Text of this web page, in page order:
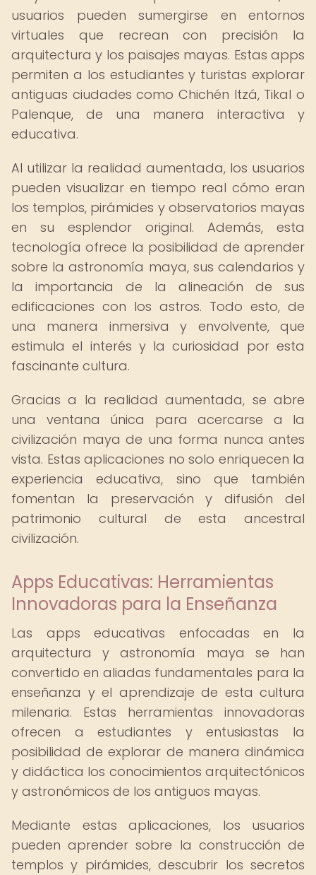
usuarios pueden sumergirse en entornos
virtuales que recrean con precisión la
arquitectura y los paisajes mayas. Estas apps
permiten a los estudiantes y turistas explorar
antiguas ciudades como Chichén Itzá, Tikal o
Palenque, de una manera interactiva y
educativa.
Al utilizar la realidad aumentada, los usuarios
pueden visualizar en tiempo real cómo eran
los templos, pirámides y observatorios mayas
en su esplendor original. Además, esta
tecnología ofrece la posibilidad de aprender
sobre la astronomía maya, sus calendarios y
la importancia de la alineación de sus
edificaciones con los astros. Todo esto, de
una manera inmersiva y envolvente, que
estimula el interés y la curiosidad por esta
fascinante cultura.
Gracias a la realidad aumentada, se abre
una ventana única para acercarse a la
civilización maya de una forma nunca antes
vista. Estas aplicaciones no solo enriquecen la
experiencia educativa, sino que también
fomentan la preservación y difusión del
patrimonio cultural de esta ancestral
civilización.
Apps Educativas: Herramientas
Innovadoras para la Enseñanza
Las apps educativas enfocadas en la
arquitectura y astronomía maya se han
convertido en aliadas fundamentales para la
enseñanza y el aprendizaje de esta cultura
milenaria. Estas herramientas innovadoras
ofrecen a estudiantes y entusiastas la
posibilidad de explorar de manera dinámica
y didáctica los conocimientos arquitectónicos
y astronómicos de los antiguos mayas.
Mediante estas aplicaciones, los usuarios
pueden aprender sobre la construcción de
templos y pirámides, descubrir los secretos